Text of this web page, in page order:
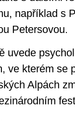
například s
Petersovou.
uvede
ve kterém se
Alpách